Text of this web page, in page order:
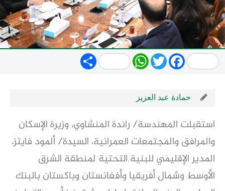
Share WhatsApp
TwitterFacebook
حمادة عبد العزيز
استقبلت المهندسة/ راندة المنشاوي، وزيرة الإسكان
والمرافق والمجتمعات العمرانية، السيدة/ ألمود فايتز،
المدير الإقليمي للبنية التحتية لمنطقة الشرق
الأوسط وشمال أفريقيا وأفغانستان وباكستان بالبنك